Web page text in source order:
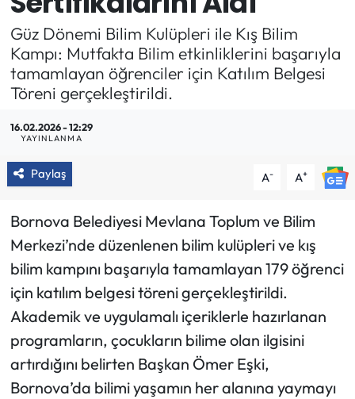
Güz Dönemi Bilim Kulüpleri ile Kış Bilim
Kampı: Mutfakta Bilim etkinliklerini başarıyla
tamamlayan öğrenciler için Katılım Belgesi
Töreni gerçekleştirildi.
16.02.2026 - 12:29
YAYINLANMA
Paylaş A- A+
Bornova Belediyesi Mevlana Toplum ve Bilim
Merkezi’nde düzenlenen bilim kulüpleri ve kış
bilim kampını başarıyla tamamlayan 179 öğrenci
için katılım belgesi töreni gerçekleştirildi.
Akademik ve uygulamalı içeriklerle hazırlanan
programların, çocukların bilime olan ilgisini
artırdığını belirten Başkan Ömer Eşki,
Bornova’da bilimi yaşamın her alanına yaymayı